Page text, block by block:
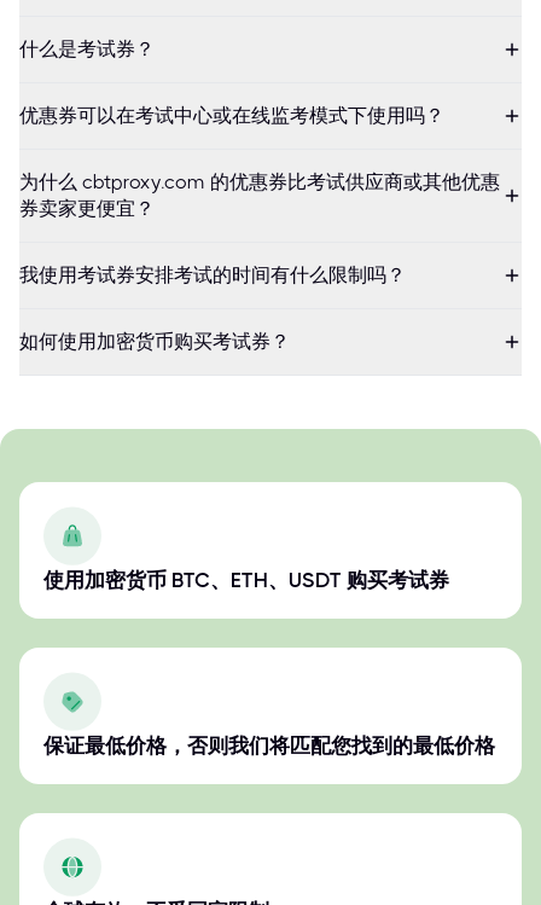
什么是考试券？
优惠券可以在考试中心或在线监考模式下使用吗？
为什么 cbtproxy.com 的优惠券比考试供应商或其他优惠
券卖家更便宜？
我使用考试券安排考试的时间有什么限制吗？
如何使用加密货币购买考试券？
使用加密货币 BTC、ETH、USDT 购买考试券
保证最低价格，否则我们将匹配您找到的最低价格